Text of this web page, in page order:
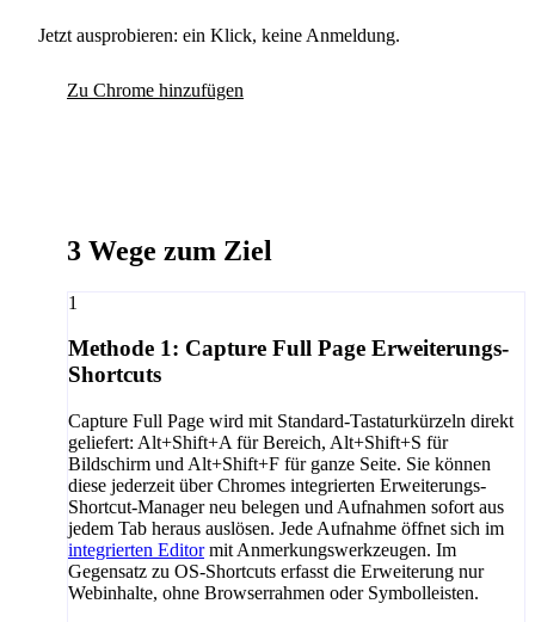
Jetzt ausprobieren: ein Klick, keine Anmeldung.
Zu Chrome hinzufügen
3 Wege zum Ziel
1
Methode 1: Capture Full Page Erweiterungs-
Shortcuts
Capture Full Page wird mit Standard-Tastaturkürzeln direkt
geliefert: Alt+Shift+A für Bereich, Alt+Shift+S für
Bildschirm und Alt+Shift+F für ganze Seite. Sie können
diese jederzeit über Chromes integrierten Erweiterungs-
Shortcut-Manager neu belegen und Aufnahmen sofort aus
jedem Tab heraus auslösen. Jede Aufnahme öffnet sich im
integrierten Editormit Anmerkungswerkzeugen. Im
Gegensatz zu OS-Shortcuts erfasst die Erweiterung nur
Webinhalte, ohne Browserrahmen oder Symbolleisten.